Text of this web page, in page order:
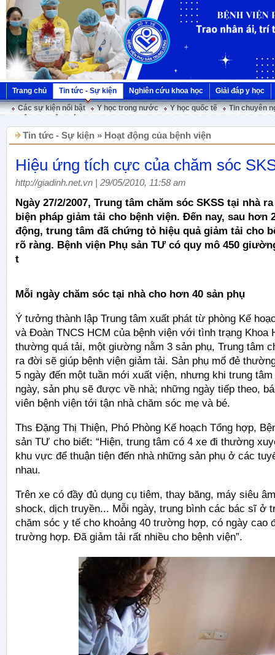
Trang chủ Tin tức - Sự kiện Nghiên cứu khoa học
Giải đáp y học
Các sự kiện nổi bật
Y học trong nước Y học quốc tế
Tin chuyên
Tin tức - Sự kiện » Hoạt động của bệnh viện
Hiệu ứng tích cực của chăm sóc
http://giadinh.net.vn | 29/05/2010, 11:58 am
Ngày 27/2/2007, Trung tâm chăm sóc SKSS tại nhà
biện pháp giảm tải cho bệnh viện. Đến nay, sau hơn
động, trung tâm đã chứng tỏ hiệu quả giảm tải cho
rõ ràng. Bệnh viện Phụ sản TƯ có quy mô 450
t
Mỗi ngày chăm sóc tại nhà cho hơn 40 sản phụ
Ý tưởng thành lập Trung tâm xuất phát từ phòng Kế
và Đoàn TNCS HCM của bệnh viện với tình trạng Khoa
thường quá tải, một giường nằm 3 sản phụ, Trung tâm
ra đời sẽ giúp bệnh viện giảm tải. Sản phụ mổ đẻ
5 ngày đến một tuần mới xuất viện, nhưng khi trung
ngày, sản phụ sẽ được về nhà; những ngày tiếp theo,
viên bệnh viện tới tận nhà chăm sóc mẹ và bé.
Ths Đặng Thị Thiện, Phó Phòng Kế hoạch Tổng hợp,
sản TƯ cho biết: “Hiện, trung tâm có 4 xe đi thường
khu vực để thuận tiện đến nhà những sản phụ ở các
nhau.
Trên xe có đầy đủ dụng cụ tiêm, thay băng, máy siêu
shock, dịch truyền... Mỗi ngày, trung bình các bác sĩ ở
chăm sóc y tế cho khoảng 40 trường hợp, có ngày cao
trường hợp. Đã giảm tải rất nhiều cho bệnh viện”.